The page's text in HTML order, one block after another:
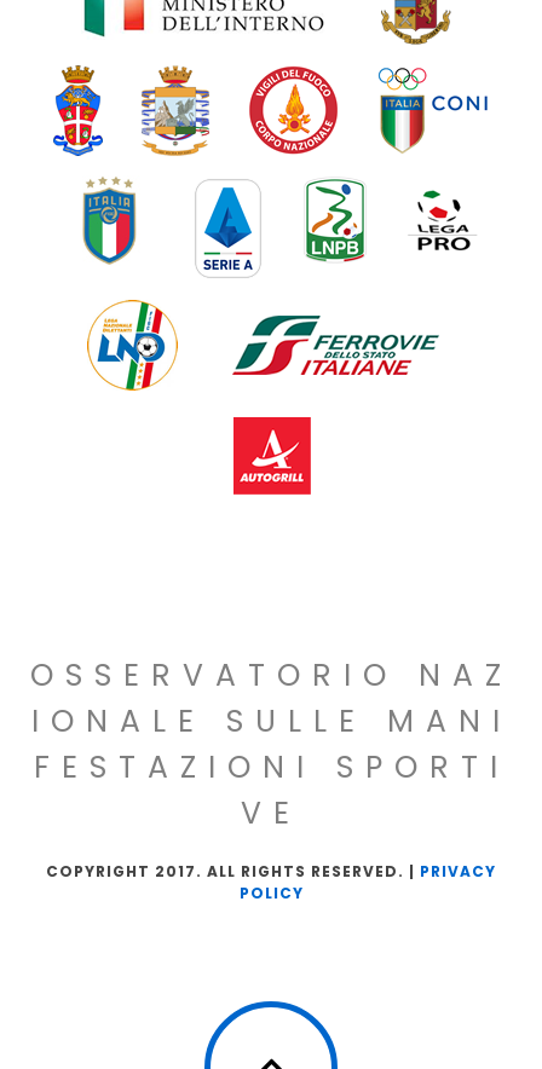
OSSERVATORIO NAZ
IONALE SULLE MANI
FESTAZIONI SPORTI
VE
COPYRIGHT 2017. ALL RIGHTS RESERVED. | PRIVACY
POLICY